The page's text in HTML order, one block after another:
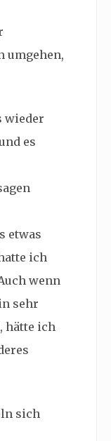
umgehen,
wieder
es
etwas
ich
wenn
sehr
hätte ich
sich